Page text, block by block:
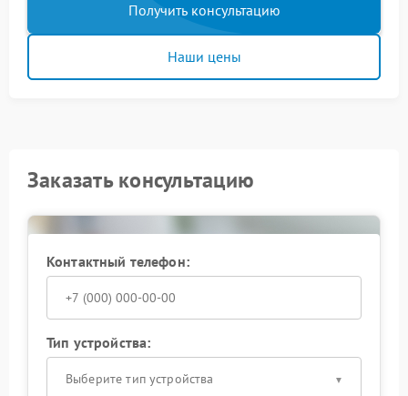
Получить консультацию
Наши цены
Заказать консультацию
Контактный телефон:
Тип устройства:
Выберите тип устройства